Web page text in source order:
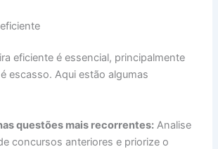
eficiente é essencial, principalmente
escasso. Aqui estão algumas
questões mais recorrentes: Analise
concursos anteriores e priorize o